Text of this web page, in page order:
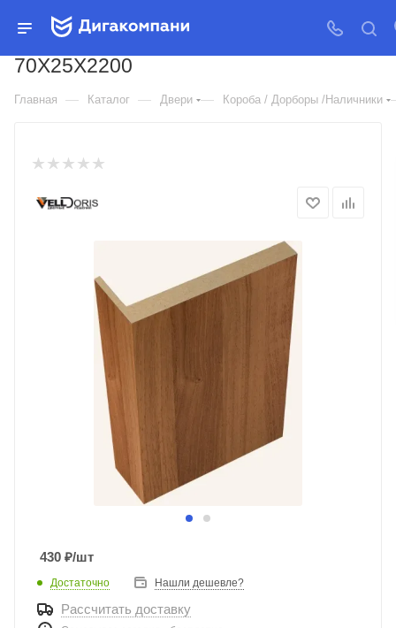
ДВЕРНОЙ НАЛИЧНИК L
ТЕЛЕСКОПИЧЕСКИЙ ЭКОШПОН
70Х25Х2200
Главная — Каталог — Двери — Короба / Дорборы /Наличники
430 ₽/шт
Достаточно Нашли дешевле?
Рассчитать доставку